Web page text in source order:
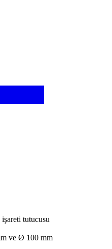
işareti tutucusu
ve Ø 100 mm